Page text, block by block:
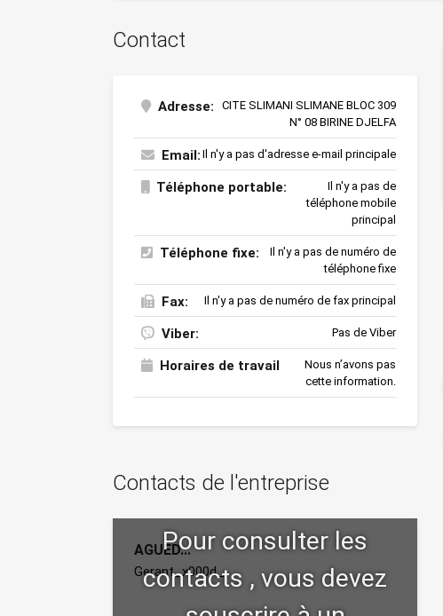
Contact
Adresse:
CITE SLIMANI SLIMANE BLOC 309
N° 08 BIRINE DJELFA
Email: Il n'y a pas d'adresse e-mail principale
Téléphone portable:
Il n'y a pas de
téléphone mobile
principal
Téléphone fixe:
Il n'y a pas de numéro de
téléphone fixe
Fax: Il n'y a pas de numéro de fax principal
Viber: Pas de Viber
Horaires de travail
Nous n’avons pas
cette information.
Contacts de l'entreprise
AGUED...
Gerant_x000d_